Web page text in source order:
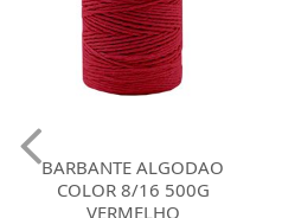
BARBANTE ALGODAO
COLOR 8/16 500G
VERMELHO